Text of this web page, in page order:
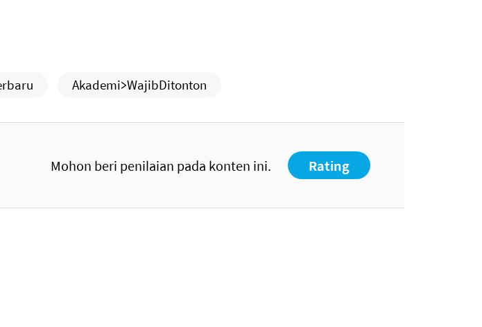
Akademi>WajibDitonton
Mohon beri penilaian pada konten ini. Rating